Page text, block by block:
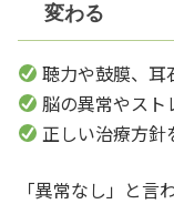
変わる
聴力や鼓膜、耳
脳の異常やスト
正しい治療方
「異常なし」と言